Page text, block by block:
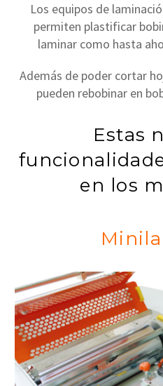
Los equipos de
permiten plastificar
laminar como hasta
Además de poder cortar
pueden rebobinar en
Estas
en los